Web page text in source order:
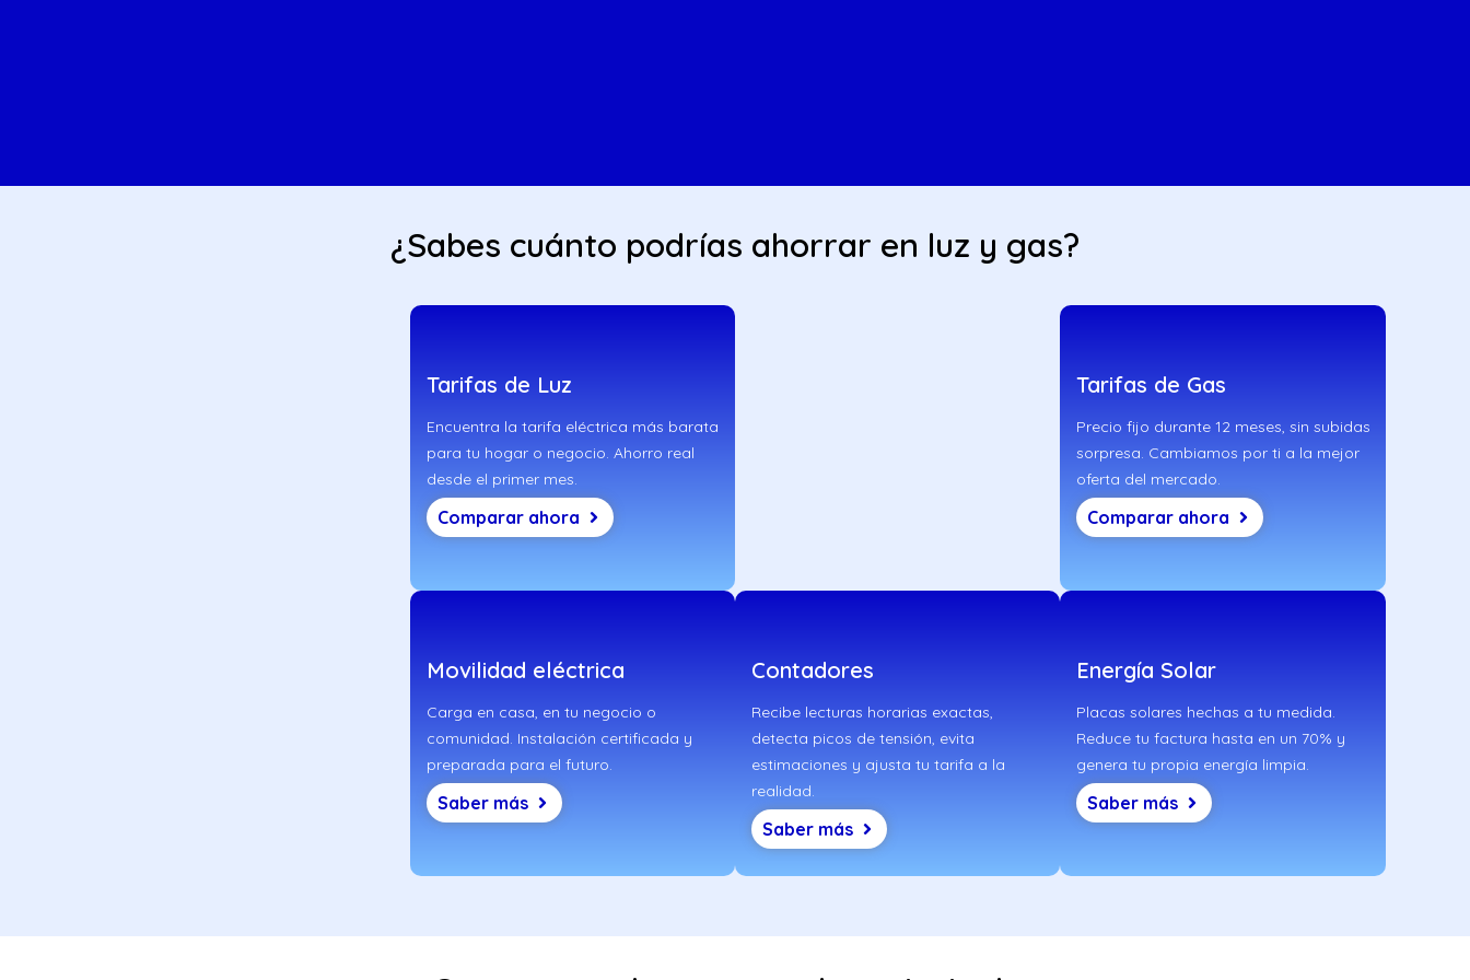
¿Sabes cuánto podrías ahorrar en luz y gas?
Tarifas de Luz
Encuentra la tarifa eléctrica más barata
para tu hogar o negocio. Ahorro real
desde el primer mes.
Comparar ahora
Tarifas de Gas
Precio fijo durante 12 meses, sin subidas
sorpresa. Cambiamos por ti a la mejor
oferta del mercado.
Comparar ahora
Movilidad eléctrica
Carga en casa, en tu negocio o
comunidad. Instalación certificada y
preparada para el futuro.
Saber más
Contadores
Recibe lecturas horarias exactas,
detecta picos de tensión, evita
estimaciones y ajusta tu tarifa a la
realidad.
Saber más
Energía Solar
Placas solares hechas a tu medida.
Reduce tu factura hasta en un 70% y
genera tu propia energía limpia.
Saber más